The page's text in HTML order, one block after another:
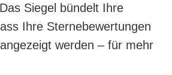
Siegel bündelt Ihre
Ihre Sternebewertungen
werden – für mehr